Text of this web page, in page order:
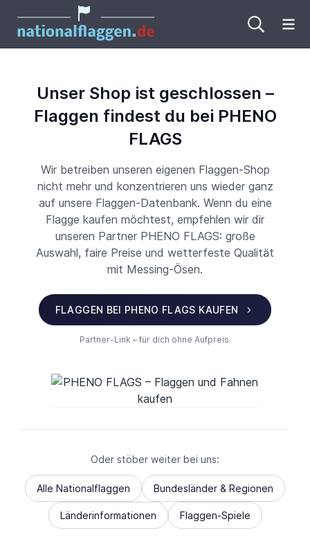
Unser Shop ist geschlossen –
Flaggen findest du bei PHENO
FLAGS
Wir betreiben unseren eigenen Flaggen-Shop
nicht mehr und konzentrieren uns wieder ganz
auf unsere Flaggen-Datenbank. Wenn du eine
Flagge kaufen möchtest, empfehlen wir dir
unseren Partner PHENO FLAGS: große
Auswahl, faire Preise und wetterfeste Qualität
mit Messing-Ösen.
FLAGGEN BEI PHENO FLAGS KAUFEN
Partner-Link – für dich ohne Aufpreis.
Oder stöber weiter bei uns:
Alle Nationalflaggen Bundesländer & Regionen
Länderinformationen Flaggen-Spiele